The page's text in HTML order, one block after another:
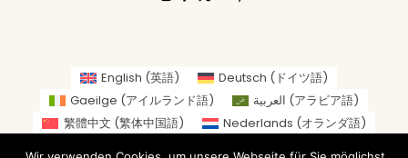
English (英語) Deutsch ( ドイツ語)
Gaeilge (アイルランド語) العربية (アラビア語)
繁體中文 (繁体中国語) Nederlands (オランダ語)